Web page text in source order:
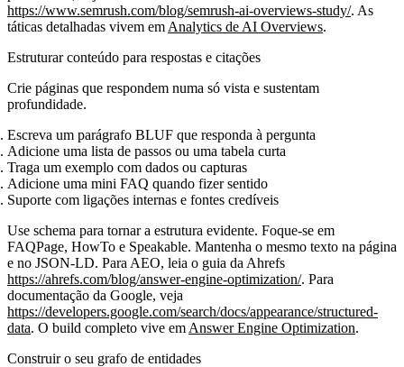
https://www.semrush.com/blog/semrush-ai-overviews-study/. As
táticas detalhadas vivem em Analytics de AI Overviews.
Estruturar conteúdo para respostas e citações
Crie páginas que respondem numa só vista e sustentam
profundidade.
Escreva um parágrafo BLUF que responda à pergunta
Adicione uma lista de passos ou uma tabela curta
Traga um exemplo com dados ou capturas
Adicione uma mini FAQ quando fizer sentido
Suporte com ligações internas e fontes credíveis
Use schema para tornar a estrutura evidente. Foque‑se em
FAQPage, HowTo e Speakable. Mantenha o mesmo texto na página
e no JSON‑LD. Para AEO, leia o guia da Ahrefs
https://ahrefs.com/blog/answer-engine-optimization/. Para
documentação da Google, veja
https://developers.google.com/search/docs/appearance/structured-
data. O build completo vive em Answer Engine Optimization.
Construir o seu grafo de entidades